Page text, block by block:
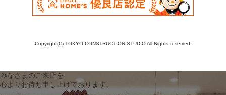
Copyright(C) TOKYO CONSTRUCTION STUDIO All Rights reserved.
みなさまのご来店を
心よりお待ち申し上げております。